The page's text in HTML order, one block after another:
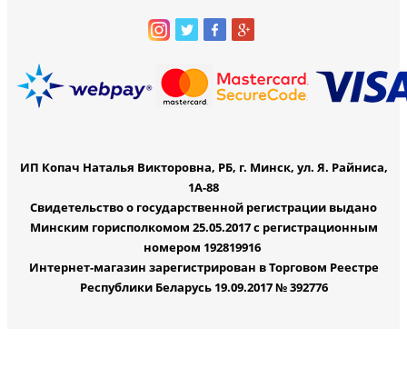
ИП Копач Наталья Викторовна, РБ, г. Минск, ул. Я. Райниса,
1А-88
Свидетельство о государственной регистрации выдано
Минским горисполкомом 25.05.2017 с регистрационным
номером 192819916
Интернет-магазин зарегистрирован в Торговом Реестре
Республики Беларусь 19.09.2017 № 392776